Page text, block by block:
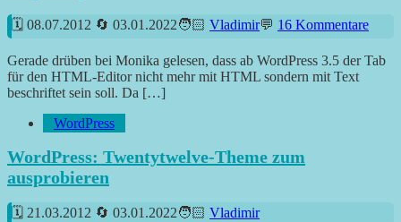
08.07.2012 03.01.2022 Vladimir 16 Kommentare
Gerade drüben bei Monika gelesen, dass ab WordPress 3.5 der Tab
für den HTML-Editor nicht mehr mit HTML sondern mit Text
beschriftet sein soll. Da […]
WordPress
WordPress: Twentytwelve-Theme zum
ausprobieren
21.03.2012 03.01.2022 Vladimir